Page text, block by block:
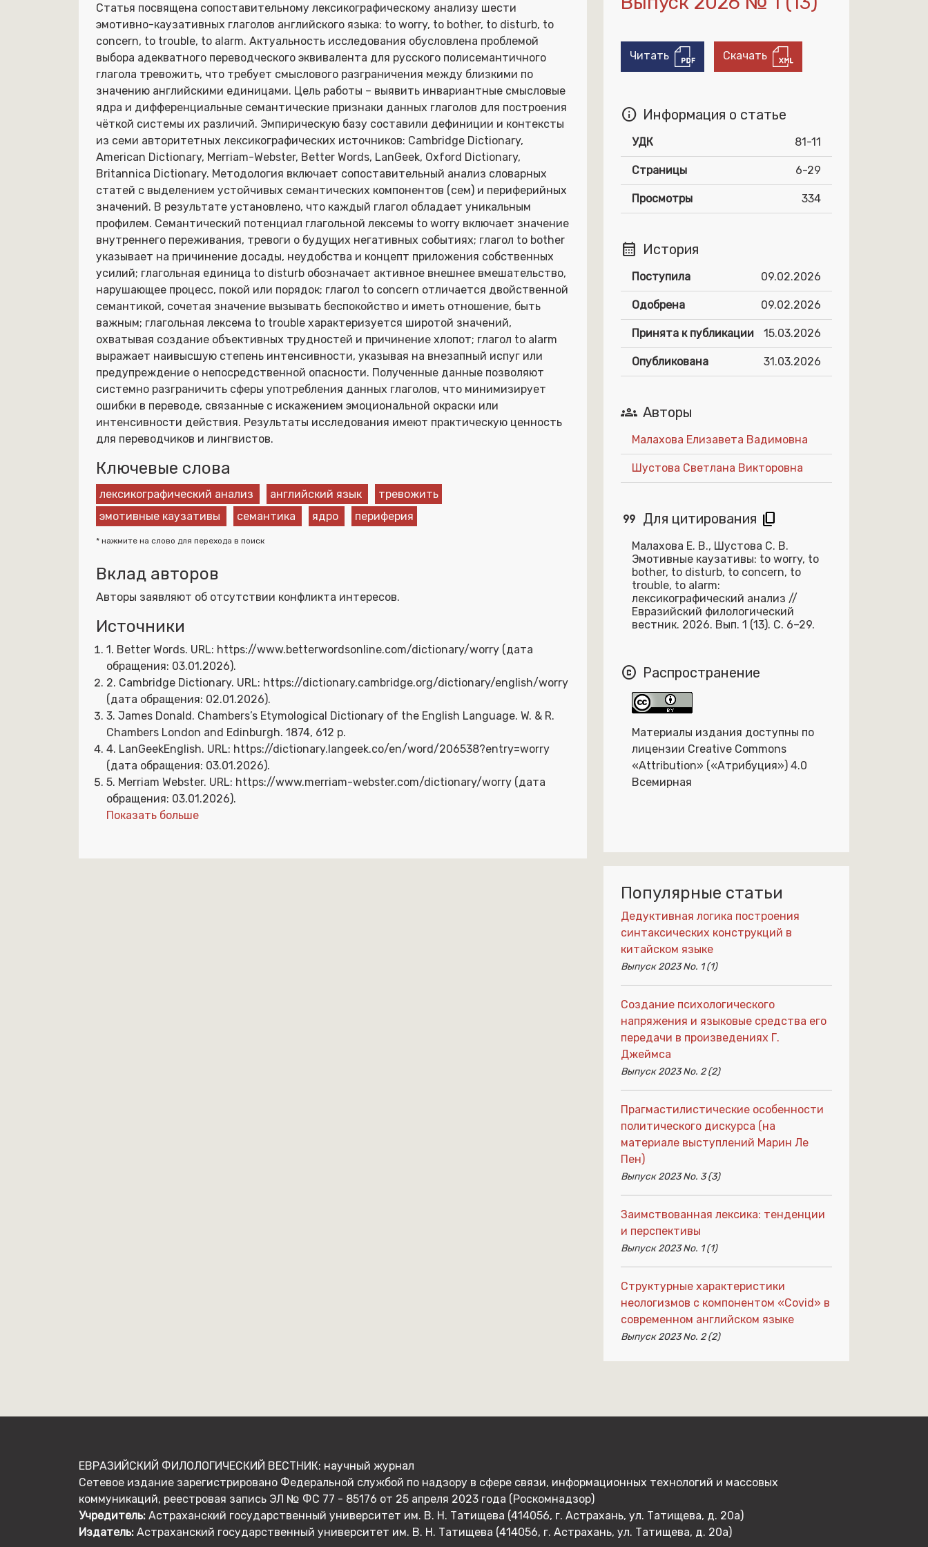
Статья посвящена сопоставительному лексикографическому анализу шести
эмотивно-каузативных глаголов английского языка: to worry, to bother, to disturb, to
concern, to trouble, to alarm. Актуальность исследования обусловлена проблемой
выбора адекватного переводческого эквивалента для русского полисемантичного
глагола тревожить, что требует смыслового разграничения между близкими по
значению английскими единицами. Цель работы – выявить инвариантные смысловые
ядра и дифференциальные семантические признаки данных глаголов для построения
чёткой системы их различий. Эмпирическую базу составили дефиниции и контексты
из семи авторитетных лексикографических источников: Cambridge Dictionary,
American Dictionary, Merriam-Webster, Better Words, LanGeek, Oxford Dictionary,
Britannica Dictionary. Методология включает сопоставительный анализ словарных
статей с выделением устойчивых семантических компонентов (сем) и периферийных
значений. В результате установлено, что каждый глагол обладает уникальным
профилем. Семантический потенциал глагольной лексемы to worry включает значение
внутреннего переживания, тревоги о будущих негативных событиях; глагол to bother
указывает на причинение досады, неудобства и концепт приложения собственных
усилий; глагольная единица to disturb обозначает активное внешнее вмешательство,
нарушающее процесс, покой или порядок; глагол to concern отличается двойственной
семантикой, сочетая значение вызывать беспокойство и иметь отношение, быть
важным; глагольная лексема to trouble характеризуется широтой значений,
охватывая создание объективных трудностей и причинение хлопот; глагол to alarm
выражает наивысшую степень интенсивности, указывая на внезапный испуг или
предупреждение о непосредственной опасности. Полученные данные позволяют
системно разграничить сферы употребления данных глаголов, что минимизирует
ошибки в переводе, связанные с искажением эмоциональной окраски или
интенсивности действия. Результаты исследования имеют практическую ценность
для переводчиков и лингвистов.
Ключевые слова
лексикографический анализ английский язык
тревожить
эмотивные каузативы
семантика ядро периферия
* нажмите на слово для перехода в поиск
Вклад авторов
Авторы заявляют об отсутствии конфликта интересов.
Источники
1. Better Words. URL: https://www.betterwordsonline.com/dictionary/worry (дата
обращения: 03.01.2026).
2. Cambridge Dictionary. URL: https://dictionary.cambridge.org/dictionary/english/worry
(дата обращения: 02.01.2026).
3. James Donald. Chambers’s Etymological Dictionary of the English Language. W. & R.
Chambers London and Edinburgh. 1874, 612 p.
4. LanGeekEnglish. URL: https://dictionary.langeek.co/en/word/206538?entry=worry
(дата обращения: 03.01.2026).
5. Merriam Webster. URL: https://www.merriam-webster.com/dictionary/worry (дата
обращения: 03.01.2026).
Показать больше
Читать Скачать
info Информация о статье
УДК 81-11
Страницы 6-29
Просмотры 334
calendar_month История
Поступила 09.02.2026
Одобрена 09.02.2026
Принята к публикации 15.03.2026
Опубликована 31.03.2026
groups Авторы
Малахова Елизавета Вадимовна
Шустова Светлана Викторовна
format_quote Для цитирования content_copy
Малахова Е. В., Шустова С. В.
Эмотивные каузативы: to worry, to
bother, to disturb, to concern, to
trouble, to alarm:
лексикографический анализ //
Евразийский филологический
вестник. 2026. Вып. 1 (13). С. 6–29.
copyright Распространение
Материалы издания доступны по
лицензии Creative Commons
«Attribution» («Атрибуция») 4.0
Всемирная
Популярные статьи
Дедуктивная логика построения
синтаксических конструкций в
китайском языке
Выпуск 2023 No. 1 (1)
Создание психологического
напряжения и языковые средства его
передачи в произведениях Г.
Джеймса
Выпуск 2023 No. 2 (2)
Прагмастилистические особенности
политического дискурса (на
материале выступлений Марин Ле
Пен)
Выпуск 2023 No. 3 (3)
Заимствованная лексика: тенденции
и перспективы
Выпуск 2023 No. 1 (1)
Структурные характеристики
неологизмов с компонентом «Сovid» в
современном английском языке
Выпуск 2023 No. 2 (2)
ЕВРАЗИЙСКИЙ ФИЛОЛОГИЧЕСКИЙ ВЕСТНИК: научный журнал
Сетевое издание зарегистрировано Федеральной службой по надзору в сфере связи, информационных технологий и массовых
коммуникаций, реестровая запись ЭЛ № ФС 77 - 85176 от 25 апреля 2023 года (Роскомнадзор)
Учредитель: Астраханский государственный университет им. В. Н. Татищева (414056, г. Астрахань, ул. Татищева, д. 20а)
Издатель: Астраханский государственный университет им. В. Н. Татищева (414056, г. Астрахань, ул. Татищева, д. 20а)